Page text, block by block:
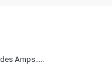
Amps.....